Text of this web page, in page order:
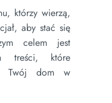
którzy wierzą,
aby stać się
celem jest
treści, które
Twój dom w